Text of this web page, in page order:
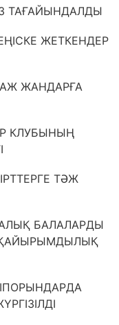
ТАҒАЙЫНДАЛДЫ
ЖЕТКЕНДЕР
ЖАНДАРҒА
КЛУБЫНЫҢ
ТӘЖ
БАЛАЛАРДЫ
ҚАЙЫРЫМДЫЛЫҚ